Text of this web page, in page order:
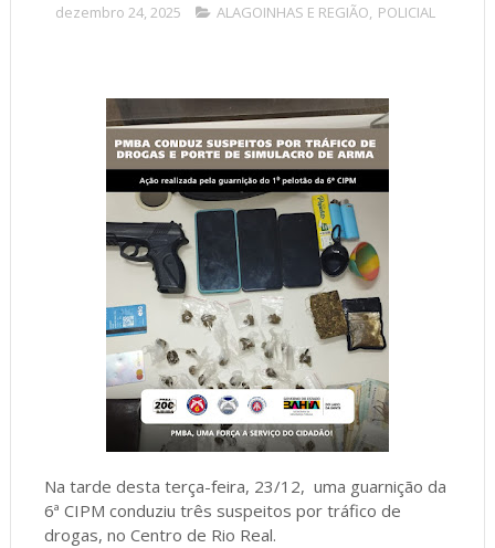
dezembro 24, 2025 ALAGOINHAS E REGIÃO, POLICIAL
Na tarde desta terça-feira, 23/12, uma guarnição da
6ª CIPM conduziu três suspeitos por tráfico de
drogas, no Centro de Rio Real.